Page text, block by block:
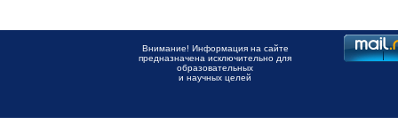
Внимание! Информация на сайте
предназначена исключительно для
образовательных
и научных целей